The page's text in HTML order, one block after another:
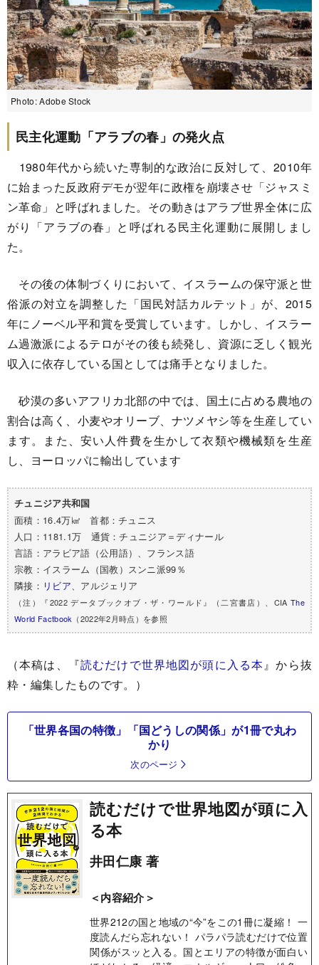
Photo: Adobe Stock
民主化運動「アラブの春」の発火点
1980年代から続いた専制的な政治に反対して、2010年
に始まった反政府デモが翌年に政権を崩壊させ「ジャスミ
ン革命」と呼ばれました。その動きはアラブ世界全体に広
がり「アラブの春」と呼ばれる民主化運動に展開しまし
た。
その後の体制づくりにおいて、イスラームの保守派と世
俗派の対立を調整した「国民対話カルテット」が、2015
年にノーベル平和賞を受賞しています。しかし、イスラー
ム過激派によるテロがその後も続発し、資源に乏しく観光
収入に依存している国としては痛手となりました。
砂漠の多いアフリカ北部の中では、国土に占める農地の
割合は高く、小麦やオリーブ、ナツメヤシ等を生産してい
ます。また、安い人件費を生かして衣類や機械類を生産
し、ヨーロッパに輸出しています
チュニジア共和国
面積：16.4万㎢ 首都：チュニス
人口：1181.1万 通貨：チュニジア＝ディナール
言語：アラビア語（公用語）、フランス語
宗教：イスラーム（国教）スンニ派99％
隣接： リビア、アルジェリア
（注）『2022 データブックオブ・ザ・ワールド』（二宮書店）、CIAThe
World Factbook （2022年2月時点）を参照
（本稿は、『読むだけで世界地図が頭に入る本』から抜
粋・編集したものです。）
「世界各国の特徴」「国どうしの関係」が1冊で丸わ
かり
次のページ
読むだけで世界地図が頭に入
る本
井田仁康 著
＜内容紹介＞
世界212の国と地域の“今”をこの1冊に凝縮！ 一
度読んだら忘れない！ パラパラ読むだけで位置
関係がスッと入る。国とエリアの特徴が面白い